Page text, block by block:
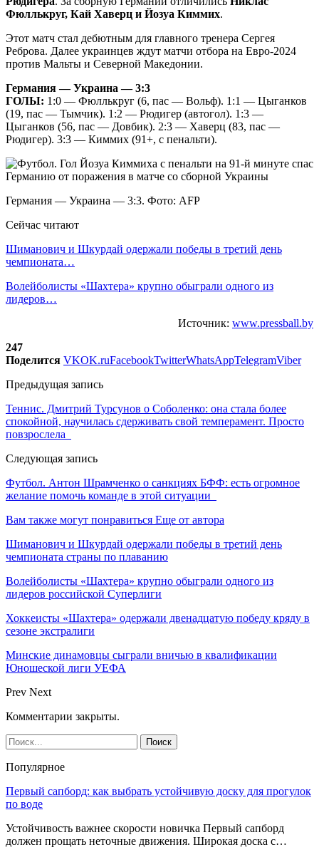
Фюллькруг, Кай Хаверц и Йозуа Киммих.
Этот матч стал дебютным для главного тренера Сергея
Реброва. Далее украинцев ждут матчи отбора на Евро-2024
против Мальты и Северной Македонии.
Германия — Украина — 3:3
ГОЛЫ: 1:0 — Фюллькруг (6, пас — Вольф). 1:1 — Цыганков
(19, пас — Тымчик). 1:2 — Рюдигер (автогол). 1:3 —
Цыганков (56, пас — Довбик). 2:3 — Хаверц (83, пас —
Рюдигер). 3:3 — Киммих (91+, с пенальти).
Германия — Украина — 3:3. Фото: AFP
Сейчас читают
Шиманович и Шкурдай одержали победы в третий день
чемпионата…
Волейболисты «Шахтера» крупно обыграли одного из
лидеров…
Источник: www.pressball.by
247
Поделится VKOK.ruFacebookTwitterWhatsAppTelegramViber
Предыдущая запись
Теннис. Дмитрий Турсунов о Соболенко: она стала более
спокойной, научилась сдерживать свой темперамент. Просто
повзрослела
Следующая запись
Футбол. Антон Шрамченко о санкциях БФФ: есть огромное
желание помочь команде в этой ситуации
Вам также могут понравиться Еще от автора
Шиманович и Шкурдай одержали победы в третий день
чемпионата страны по плаванию
Волейболисты «Шахтера» крупно обыграли одного из
лидеров российской Суперлиги
Хоккеисты «Шахтера» одержали двенадцатую победу кряду в
сезоне экстралиги
Минские динамовцы сыграли вничью в квалификации
Юношеской лиги УЕФА
Prev Next
Комментарии закрыты.
Популярное
Первый сапборд: как выбрать устойчивую доску для прогулок
по воде
Устойчивость важнее скорости новичка Первый сапборд
должен прощать неточные движения. Широкая доска с…